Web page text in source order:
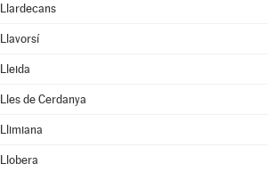
Llardecans
Llavorsí
Lleida
Lles de Cerdanya
Llimiana
Llobera